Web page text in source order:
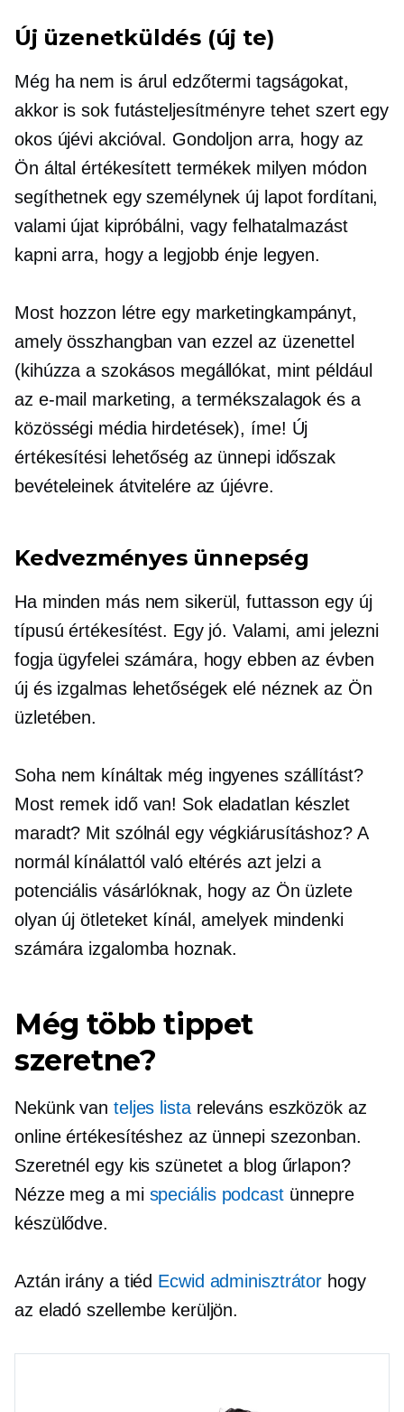
Új üzenetküldés (új te)
Még ha nem is árul edzőtermi tagságokat,
akkor is sok futásteljesítményre tehet szert egy
okos újévi akcióval. Gondoljon arra, hogy az
Ön által értékesített termékek milyen módon
segíthetnek egy személynek új lapot fordítani,
valami újat kipróbálni, vagy felhatalmazást
kapni arra, hogy a legjobb énje legyen.
Most hozzon létre egy marketingkampányt,
amely összhangban van ezzel az üzenettel
(kihúzza a szokásos megállókat, mint például
az e-mail marketing, a termékszalagok és a
közösségi média hirdetések), íme! Új
értékesítési lehetőség az ünnepi időszak
bevételeinek átvitelére az újévre.
Kedvezményes ünnepség
Ha minden más nem sikerül, futtasson egy új
típusú értékesítést. Egy jó. Valami, ami jelezni
fogja ügyfelei számára, hogy ebben az évben
új és izgalmas lehetőségek elé néznek az Ön
üzletében.
Soha nem kínáltak még ingyenes szállítást?
Most remek idő van! Sok eladatlan készlet
maradt? Mit szólnál egy végkiárusításhoz? A
normál kínálattól való eltérés azt jelzi a
potenciális vásárlóknak, hogy az Ön üzlete
olyan új ötleteket kínál, amelyek mindenki
számára izgalomba hoznak.
Még több tippet
szeretne?
Nekünk van teljes listareleváns eszközök az
online értékesítéshez az ünnepi szezonban.
Szeretnél egy kis szünetet a blog űrlapon?
Nézze meg a mi speciális podcastünnepre
készülődve.
Aztán irány a tiéd Ecwid adminisztrátor hogy
az eladó szellembe kerüljön.